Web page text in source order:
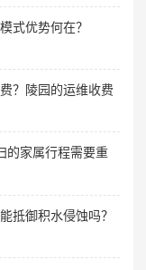
式优势何在？
？陵园的运维收费
的家属行程需要重
抵御积水侵蚀吗？